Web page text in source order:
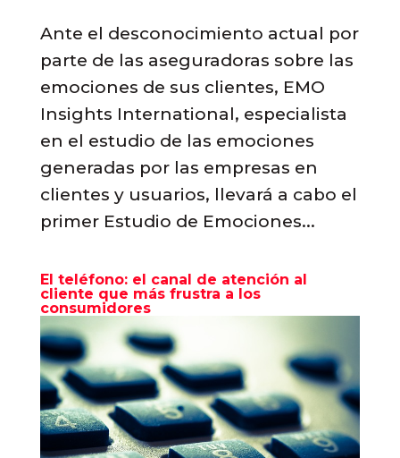
Ante el desconocimiento actual por
parte de las aseguradoras sobre las
emociones de sus clientes, EMO
Insights International, especialista
en el estudio de las emociones
generadas por las empresas en
clientes y usuarios, llevará a cabo el
primer Estudio de Emociones...
El teléfono: el canal de atención al
cliente que más frustra a los
consumidores